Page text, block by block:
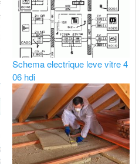
Schema electrique leve vitre 4
06 hdi